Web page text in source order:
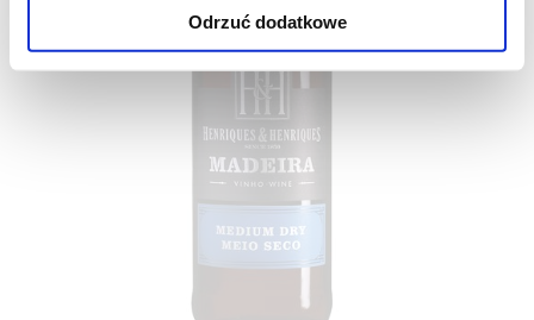
Odrzuć dodatkowe